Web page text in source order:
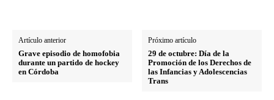
Artículo anterior
Grave episodio de homofobia
durante un partido de hockey
en Córdoba
Próximo artículo
29 de octubre: Día de la
Promoción de los Derechos de
las Infancias y Adolescencias
Trans